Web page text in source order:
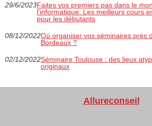
29/6/2023Faites vos premiers pas dans le
l'informatique: Les meilleurs cours
pour les débutants
08/12/2022Où organiser vos séminaires près
Bordeaux ?
02/12/2022Séminaire Toulouse : des lieux
originaux
Allureconseil